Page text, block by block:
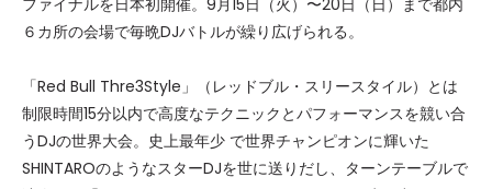
ファイナルを日本初開催。9月15日（火）〜20日（日）まで都内
６カ所の会場で毎晩DJバトルが繰り広げられる。
「Red Bull Thre3Style」（レッドブル・スリースタイル）とは
制限時間15分以内で高度なテクニックとパフォーマンスを競い合
うDJの世界大会。史上最年少 で世界チャンピオンに輝いた
SHINTAROのようなスターDJを世に送りだし、ターンテーブルで